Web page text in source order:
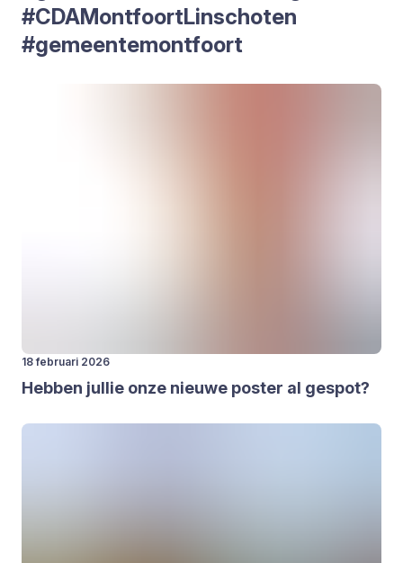
#CDA­Mont­foort­L­in­scho­ten
#gemeen­te­mont­foort
18 februari 2026
Heb­ben jul­lie onze nieu­we pos­ter al gespot?